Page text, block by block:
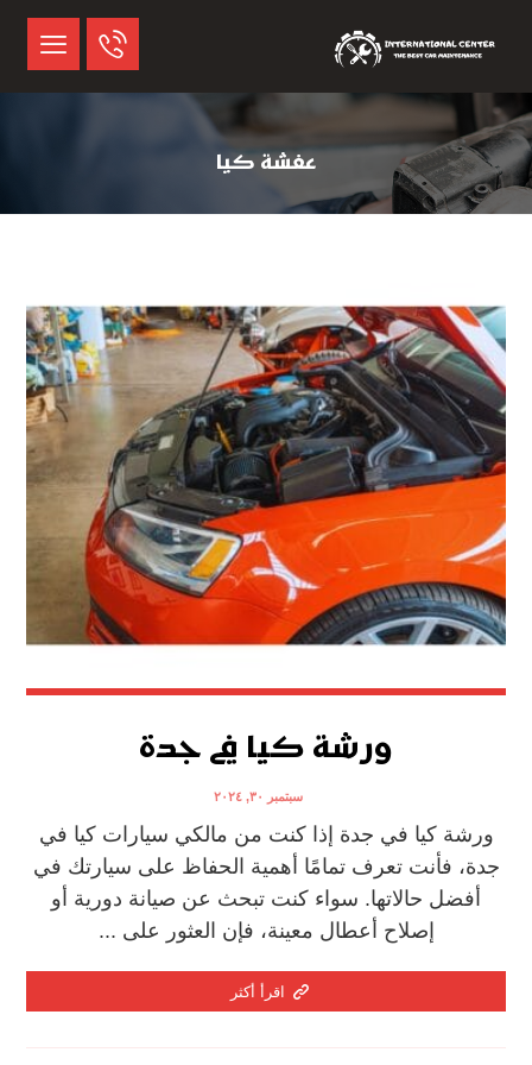
عفشة كيا
ورشة كيا في جدة
سبتمبر ٣٠, ٢٠٢٤
ورشة كيا في جدة إذا كنت من مالكي سيارات كيا في
جدة، فأنت تعرف تمامًا أهمية الحفاظ على سيارتك في
أفضل حالاتها. سواء كنت تبحث عن صيانة دورية أو
إصلاح أعطال معينة، فإن العثور على ...
اقرأ أكثر